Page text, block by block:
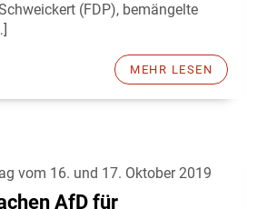
(FDP), bemängelte
MEHR LESEN
vom 16. und 17. Oktober 2019
AfD für